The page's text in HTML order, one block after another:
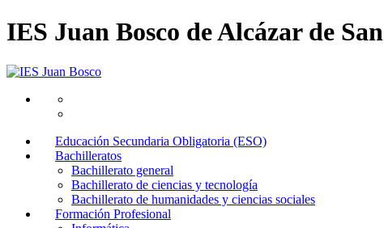
IES Juan Bosco de Alcázar de
Educación Secundaria Obligatoria (ESO)
Bachilleratos
Bachillerato general
Bachillerato de ciencias y tecnología
Bachillerato de humanidades y ciencias sociales
Formación Profesional